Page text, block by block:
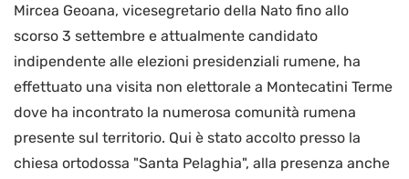
Mircea Geoana, vicesegretario della Nato fino allo
scorso 3 settembre e attualmente candidato
indipendente alle elezioni presidenziali rumene, ha
effettuato una visita non elettorale a Montecatini Terme
dove ha incontrato la numerosa comunità rumena
presente sul territorio. Qui è stato accolto presso la
chiesa ortodossa "Santa Pelaghia", alla presenza anche